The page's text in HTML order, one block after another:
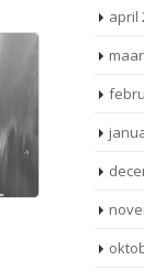
22
april